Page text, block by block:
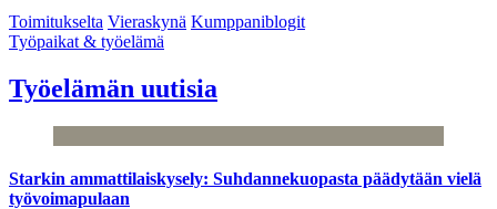
Toimitukselta Vieraskynä Kumppaniblogit
Työpaikat & työelämä
Työelämän uutisia
Starkin ammattilaiskysely: Suhdannekuopasta päädytään vielä
työvoimapulaan